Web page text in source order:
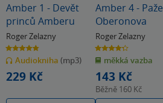
Amber 1 - Devět
princů Amberu
Roger Zelazny
4.8
z
5
hvězdiček
Audiokniha (mp3)
229 Kč
Amber 4 - Paže
Oberonova
Roger Zelazny
4.3
z
5
hvězdiček
měkká vazba
143 Kč
Běžně 160 Kč